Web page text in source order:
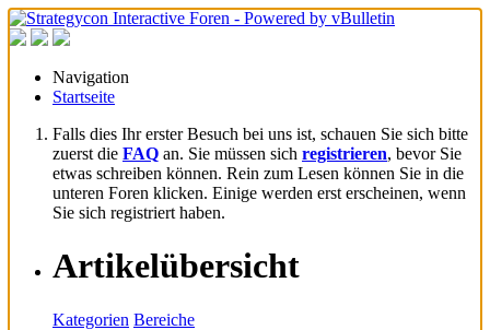
Navigation
Startseite
Falls dies Ihr erster Besuch bei uns ist, schauen Sie sich bitte
zuerst die FAQ an. Sie müssen sich registrieren, bevor Sie
etwas schreiben können. Rein zum Lesen können Sie in die
unteren Foren klicken. Einige werden erst erscheinen, wenn
Sie sich registriert haben.
Artikelübersicht
Kategorien Bereiche